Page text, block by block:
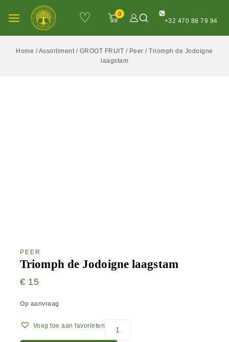
♡ 0
+32 470 88 79 94
Home /Assortiment / GROOT FRUIT / Peer / Triomph de Jodoigne
laagstam
PEER
Triomph de Jodoigne laagstam
€ 15
Op aanvraag
Voeg toe aan favorieten